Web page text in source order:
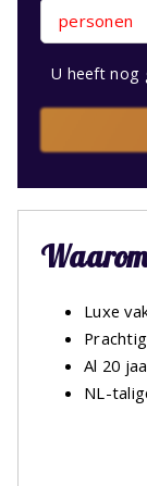
personen
U heeft nog
Luxe
Al 20
NL-